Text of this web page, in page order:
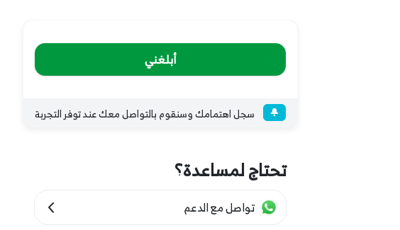
أبلغني
سجل اهتمامك وسنقوم بالتواصل معك عند توفر التجربة
تحتاج لمساعدة؟
تواصل مع الدعم